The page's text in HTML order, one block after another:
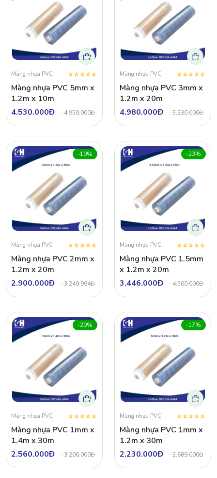
Màng nhựa PVC
Màng nhựa PVC 5mm x
1.2m x 10m
4.530.000Đ
-4.950.000Đ
Màng nhựa PVC
Màng nhựa PVC 3mm x
1.2m x 20m
4.980.000Đ
-5.230.000Đ
-10%
Màng nhựa PVC
Màng nhựa PVC 2mm x
1.2m x 20m
2.900.000Đ
-3.249.994Đ
-23%
Màng nhựa PVC
Màng nhựa PVC 1.5mm
x 1.2m x 20m
3.446.000Đ
-4.500.000Đ
-20%
Màng nhựa PVC
Màng nhựa PVC 1mm x
1.4m x 30m
2.560.000Đ
-3.200.000Đ
-17%
Màng nhựa PVC
Màng nhựa PVC 1mm x
1.2m x 30m
2.230.000Đ
-2.689.000Đ